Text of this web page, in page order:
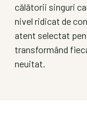
călătorii singuri
nivel ridicat de
atent selectat
transformând
neuitat.